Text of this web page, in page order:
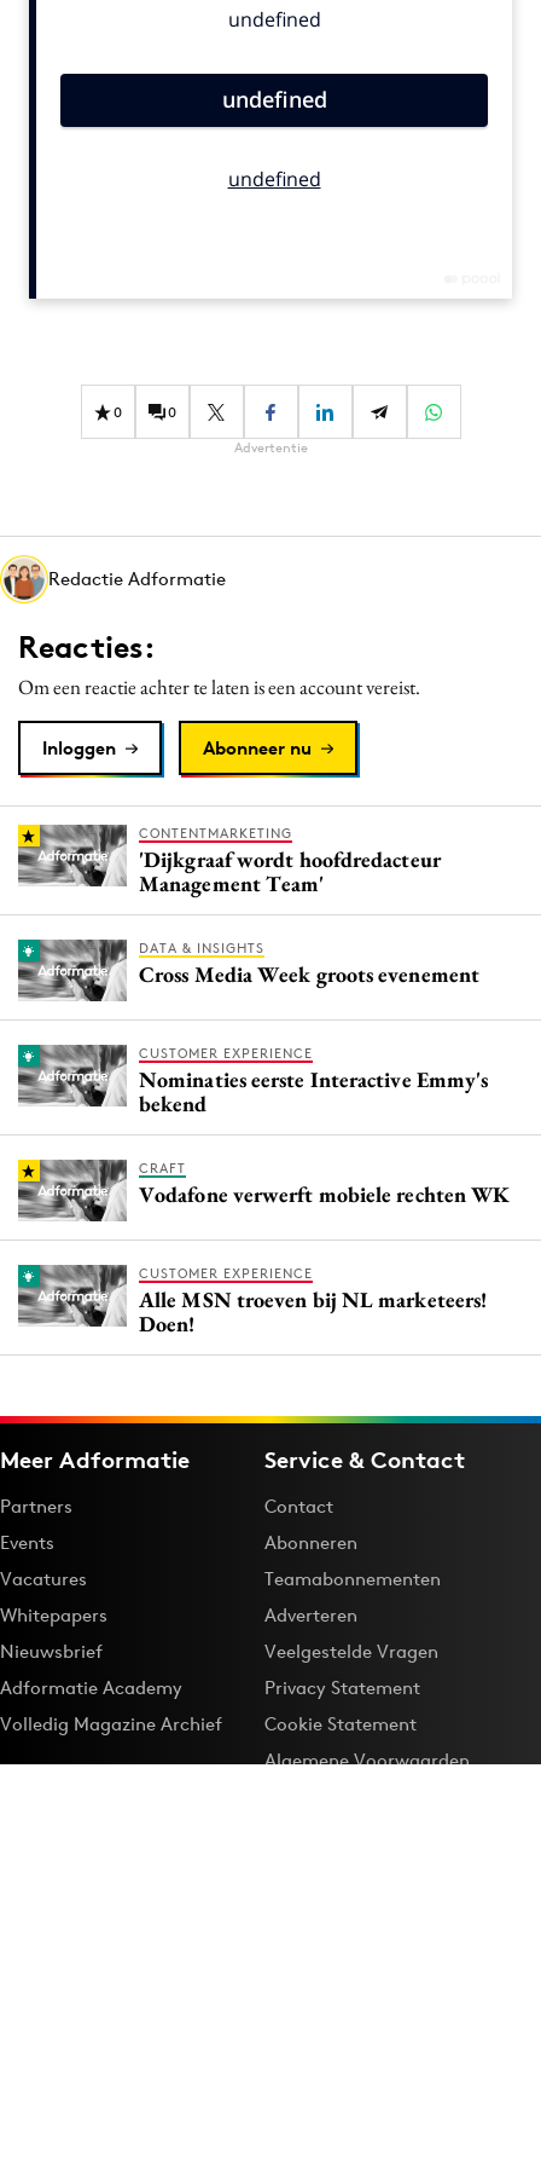
Contentmarketing
Effectiviteit
Gedragsverandering
Martech
Media
Merkstrategie
PR
Programmatic
Reputatie & crisis
0 0
Advertentie
Redactie Adformatie
Reacties:
Om een reactie achter te laten is een account vereist.
Inloggen Abonneer nu
CONTENTMARKETING
'Dijkgraaf wordt hoofdredacteur
Management Team'
DATA & INSIGHTS
Cross Media Week groots evenement
CUSTOMER EXPERIENCE
Nominaties eerste Interactive Emmy's
bekend
CRAFT
Vodafone verwerft mobiele rechten WK
CUSTOMER EXPERIENCE
Alle MSN troeven bij NL marketeers!
Doen!
Meer Adformatie
Partners
Events
Vacatures
Whitepapers
Nieuwsbrief
Adformatie Academy
Volledig Magazine Archief
Service & Contact
Contact
Abonneren
Teamabonnementen
Adverteren
Veelgestelde Vragen
Privacy Statement
Cookie Statement
Algemene Voorwaarden